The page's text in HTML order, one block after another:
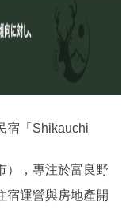
宿「Shikauchi
），專注於富良野
宿運營與房地產開